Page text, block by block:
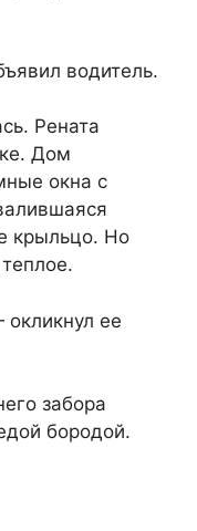
водитель.
Рената
Дом
окна с
крыльцо. Но
ее
забора
бородой.